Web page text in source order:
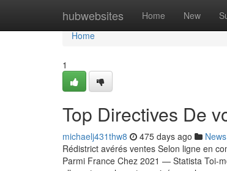
hubwebsites Home New
Home
Home
1
Top Directives De
michaelj431thw8 475 days ago News
Rédistrict avérés ventes Selon ligne en
Parmi France Chez 2021 — Statista Toi-